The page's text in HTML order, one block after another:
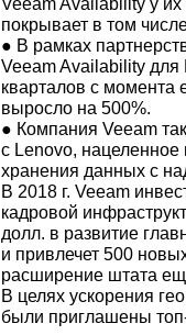
покрывает в том
● В рамках
Veeam Availability для
кварталов с момента
выросло на 500%.
● Компания Veeam
с Lenovo, нацеленное
хранения данных с
В 2018 г. Veeam
кадровой
долл. в развитие
и привлечет 500
расширение штата
В целях ускорения
были приглашены